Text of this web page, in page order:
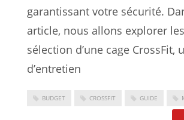
garantissant votre sécurité.
article, nous allons explorer
sélection d’une cage CrossFit,
d’entretien
BUDGET CROSSFIT GUIDE